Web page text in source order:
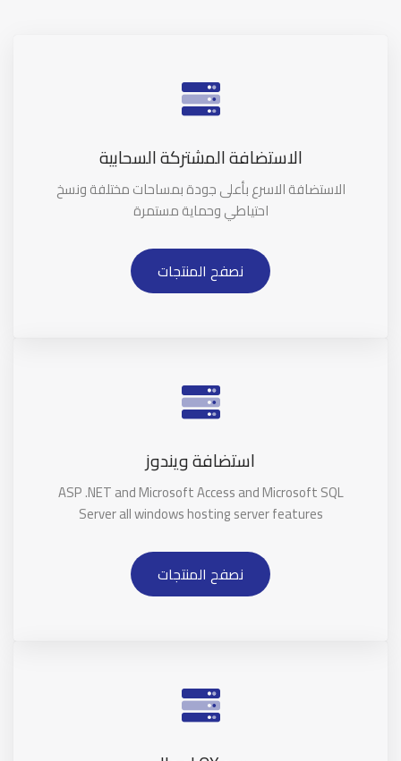
الاستضافة المشتركة السحابية
الاستضافة الاسرع بأعلى جودة بمساحات مختلفة ونسخ
احتياطي وحماية مستمرة
نصفح المنتجات
استضافة ويندوز
ASP .NET and Microsoft Access and Microsoft SQL
Server all windows hosting server features
نصفح المنتجات